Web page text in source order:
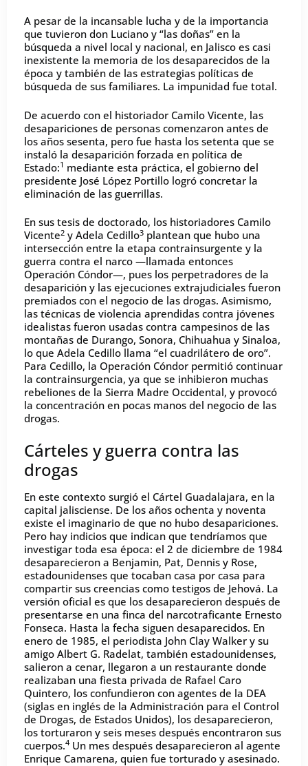
A pesar de la incansable lucha y de la importancia
que tuvieron don Luciano y “las doñas” en la
búsqueda a nivel local y nacional, en Jalisco es casi
inexistente la memoria de los desaparecidos de la
época y también de las estrategias políticas de
búsqueda de sus familiares. La impunidad fue total.
De acuerdo con el historiador Camilo Vicente, las
desapariciones de personas comenzaron antes de
los años sesenta, pero fue hasta los setenta que se
instaló la desaparición forzada en política de
Estado:1 mediante esta práctica, el gobierno del
presidente José López Portillo logró concretar la
eliminación de las guerrillas.
En sus tesis de doctorado, los historiadores Camilo
Vicente2 y Adela Cedillo3 plantean que hubo una
intersección entre la etapa contrainsurgente y la
guerra contra el narco —llamada entonces
Operación Cóndor—, pues los perpetradores de la
desaparición y las ejecuciones extrajudiciales fueron
premiados con el negocio de las drogas. Asimismo,
las técnicas de violencia aprendidas contra jóvenes
idealistas fueron usadas contra campesinos de las
montañas de Durango, Sonora, Chihuahua y Sinaloa,
lo que Adela Cedillo llama “el cuadrilátero de oro”.
Para Cedillo, la Operación Cóndor permitió continuar
la contrainsurgencia, ya que se inhibieron muchas
rebeliones de la Sierra Madre Occidental, y provocó
la concentración en pocas manos del negocio de las
drogas.
Cárteles y guerra contra las
drogas
En este contexto surgió el Cártel Guadalajara, en la
capital jalisciense. De los años ochenta y noventa
existe el imaginario de que no hubo desapariciones.
Pero hay indicios que indican que tendríamos que
investigar toda esa época: el 2 de diciembre de 1984
desaparecieron a Benjamin, Pat, Dennis y Rose,
estadounidenses que tocaban casa por casa para
compartir sus creencias como testigos de Jehová. La
versión oficial es que los desaparecieron después de
presentarse en una finca del narcotraficante Ernesto
Fonseca. Hasta la fecha siguen desaparecidos. En
enero de 1985, el periodista John Clay Walker y su
amigo Albert G. Radelat, también estadounidenses,
salieron a cenar, llegaron a un restaurante donde
realizaban una fiesta privada de Rafael Caro
Quintero, los confundieron con agentes de la DEA
(siglas en inglés de la Administración para el Control
de Drogas, de Estados Unidos), los desaparecieron,
los torturaron y seis meses después encontraron sus
cuerpos.4 Un mes después desaparecieron al agente
Enrique Camarena, quien fue torturado y asesinado.